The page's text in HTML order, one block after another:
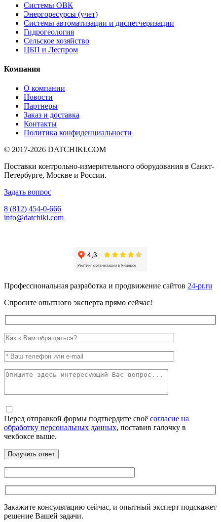
Системы ОВК
Энергоресурсы (учет)
Системы автоматизации и диспетчеризации
Гидрогеология
Сельское хозяйство
ЦБП и Леспром
Компания
О компании
Новости
Партнеры
Заказ и доставка
Контакты
Политика конфиденциальности
© 2017-2026 DATCHIKI.COM
Поставки контрольно-измерительного оборудования в Санкт-
Петербурге, Москве и России.
Задать вопрос
8 (812) 454-0-666
info@datchiki.com
Профессиональная разработка и продвижение сайтов 24-pr.ru
Спросите опытного эксперта прямо сейчас!
Перед отправкой формы подтвердите своё согласие на
обработку персональных данных, поставив галочку в
чекбоксе выше.
Закажите консультацию сейчас, и опытный эксперт подскажет
решение Вашей задачи.